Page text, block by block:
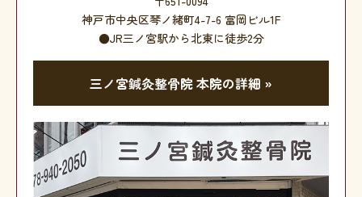
神戸市中央区琴ノ緒町4-7-6 富岡ビル1F
●JR三ノ宮駅から北東に徒歩2分
三ノ宮鍼灸整骨院 本院の詳細 »